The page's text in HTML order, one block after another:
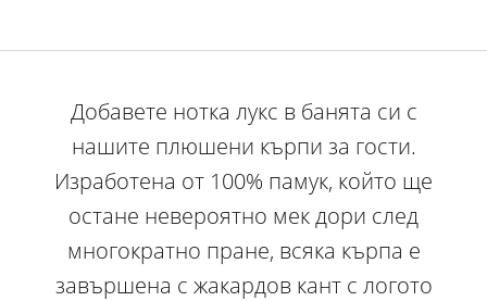
Добавете нотка лукс в банята си с
нашите плюшени кърпи за гости.
Изработена от 100% памук, който ще
остане невероятно мек дори след
многократно пране, всяка кърпа е
завършена с жакардов кант с логото